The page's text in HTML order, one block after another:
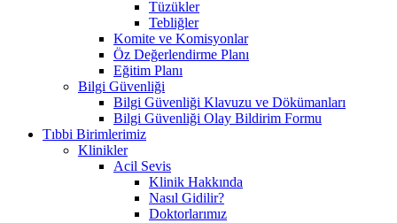
Tüzükler
Tebliğler
Komite ve Komisyonlar
Öz Değerlendirme Planı
Eğitim Planı
Bilgi Güvenliği
Bilgi Güvenliği Klavuzu ve Dökümanları
Bilgi Güvenliği Olay Bildirim Formu
Tıbbi Birimlerimiz
Klinikler
Acil Sevis
Klinik Hakkında
Nasıl Gidilir?
Doktorlarımız